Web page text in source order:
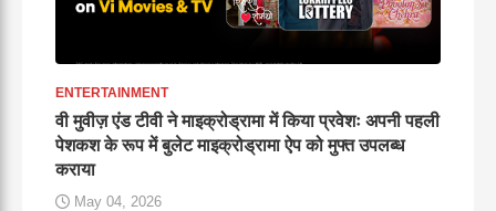
ENTERTAINMENT
वी मुवीज़ एंड टीवी ने माइक्रोड्रामा में किया प्रवेशः अपनी पहली
पेशकश के रूप में बुलेट माइक्रोड्रामा ऐप को मुफ्त उपलब्ध
कराया
May 04, 2026